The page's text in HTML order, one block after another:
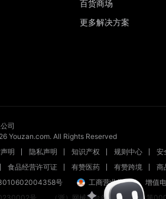
百货商场
更多解决方案
司
Youzan.com. All Rights Reserved
明 隐私声明 知识产权 规则中心
安
食品经营许可证 有赞医药 有赞跨境
商
号
工商营业执照
增值